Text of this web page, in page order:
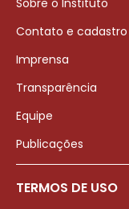
Sobre o Instituto
Contato e cadastro
Imprensa
Transparência
Equipe
Publicações
TERMOS DE USO